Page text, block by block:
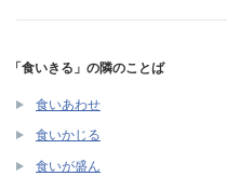
「食いきる」の隣のことば
食いあわせ
食いかじる
食いが盛ん